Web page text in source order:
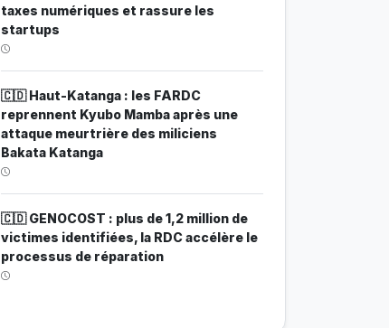
taxes numériques et rassure les
startups
🇨🇩 Haut-Katanga : les FARDC
reprennent Kyubo Mamba après une
attaque meurtrière des miliciens
Bakata Katanga
🇨🇩 GENOCOST : plus de 1,2 million de
victimes identifiées, la RDC accélère le
processus de réparation